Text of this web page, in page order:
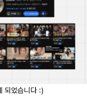
되었습니다 :)